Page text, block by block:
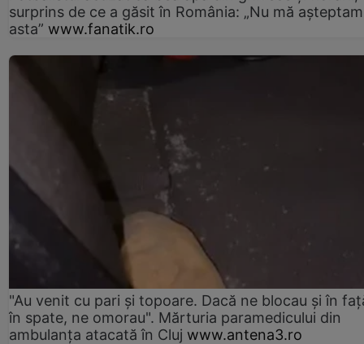
surprins de ce a găsit în România: „Nu mă
asta” www.fanatik.ro
"Au venit cu pari și topoare. Dacă ne blocau şi în
în spate, ne omorau". Mărturia paramedicului din
ambulanţa atacată în Cluj www.antena3.ro